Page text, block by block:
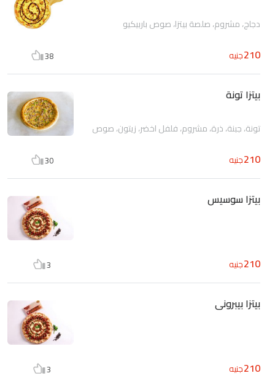
دجاج، مشروم، صلصة بيتزا، صوص باربيكيو
210جنيه 38
بيتزا تونة
تونة، جبنة، ذرة، مشروم، فلفل اخضر، زيتون، صوص
210جنيه 30
بيتزا سوسيس
210جنيه 3
بيتزا بيبرونى
210جنيه 3